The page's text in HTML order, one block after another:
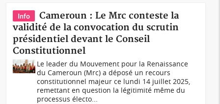
Info
Cameroun : Le Mrc conteste la
validité de la convocation du scrutin
présidentiel devant le Conseil
Constitutionnel
Le leader du Mouvement pour la Renaissance
du Cameroun (Mrc) a déposé un recours
constitutionnel majeur ce lundi 14 juillet 2025,
remettant en question la légitimité même du
processus électo...